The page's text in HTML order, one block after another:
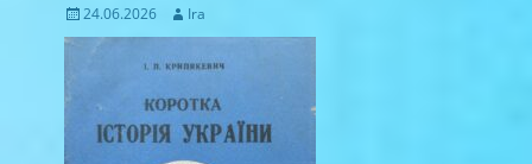
Posted
on
24.06.2026 Author
Ira